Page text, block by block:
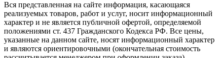
Вся представленная на сайте информация, касающаяся
реализуемых товаров, работ и услуг, носит информационный
характер и не является публичной офертой, определяемой
положениями ст. 437 Гражданского Кодекса РФ. Все цены,
указанные на данном сайте, носят информационный характер
и являются ориентировочными (окончательная стоимость